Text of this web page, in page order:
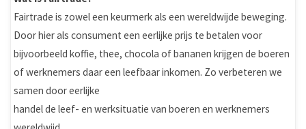
Fairtrade is zowel een keurmerk als een wereldwijde beweging.
Door hier als consument een eerlijke prijs te betalen voor
bijvoorbeeld koffie, thee, chocola of bananen krijgen de boeren
of werknemers daar een leefbaar inkomen. Zo verbeteren we
samen door eerlijke
handel de leef- en werksituatie van boeren en werknemers